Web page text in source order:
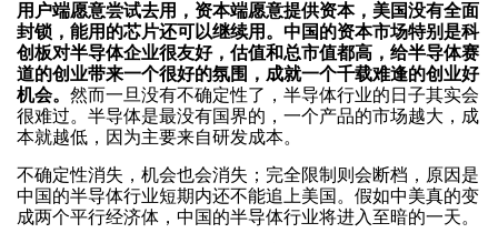
用户端愿意尝试去用，资本端愿意提供资本，美国没有全面
封锁，能用的芯片还可以继续用。中国的资本市场特别是科
创板对半导体企业很友好，估值和总市值都高，给半导体赛
道的创业带来一个很好的氛围，成就一个千载难逢的创业好
机会。 然而一旦没有不确定性了，半导体行业的日子其实会
很难过。半导体是最没有国界的，一个产品的市场越大，成
本就越低，因为主要来自研发成本。
不确定性消失，机会也会消失；完全限制则会断档，原因是
中国的半导体行业短期内还不能追上美国。假如中美真的变
成两个平行经济体，中国的半导体行业将进入至暗的一天。